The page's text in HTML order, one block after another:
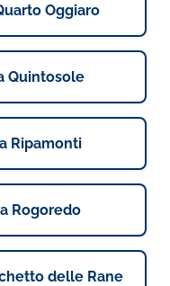
Oggiaro
Quintosole
Ripamonti
Rogoredo
delle Rane